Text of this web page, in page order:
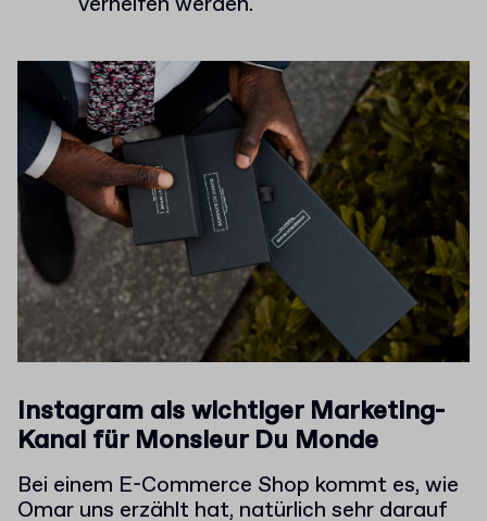
Instagram als wichtiger Marketing-
Kanal für Monsieur Du Monde
Bei einem E-Commerce Shop kommt es, wie
Omar uns erzählt hat, natürlich sehr darauf